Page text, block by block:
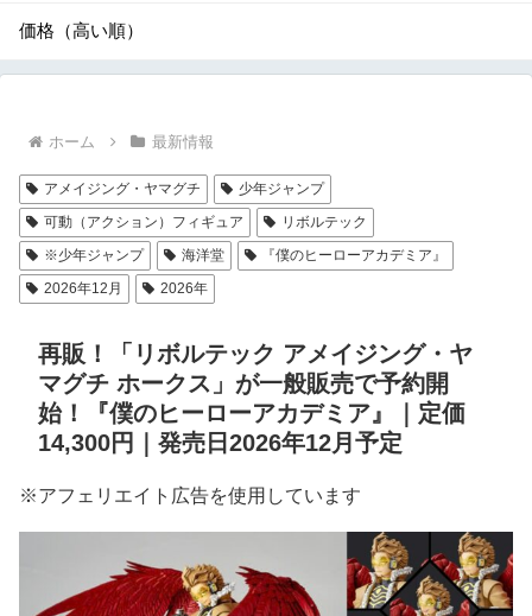
価格（高い順）
ホーム 最新情報
アメイジング・ヤマグチ
少年ジャンプ
可動（アクション）フィギュア
リボルテック
※少年ジャンプ
海洋堂
『僕のヒーローアカデミア』
2026年12月
2026年
再販！「リボルテック アメイジング・ヤ
マグチ ホークス」が一般販売で予約開
始！『僕のヒーローアカデミア』｜定価
14,300円｜発売日2026年12月予定
※アフェリエイト広告を使用しています